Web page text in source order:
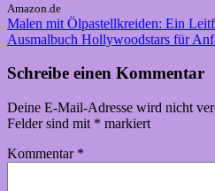
Amazon.de
BuntstifteFarbenMalenZeichnen
Beitragsnavigation
Vorheriger
Beitrag:
Malen mit Ölpastellkreiden: Ein
Nächster
Ausmalbuch Hollywoodstars für
Schreibe einen Kommentar
Deine E-Mail-Adresse wird nicht
Felder sind mit * markiert
Kommentar *